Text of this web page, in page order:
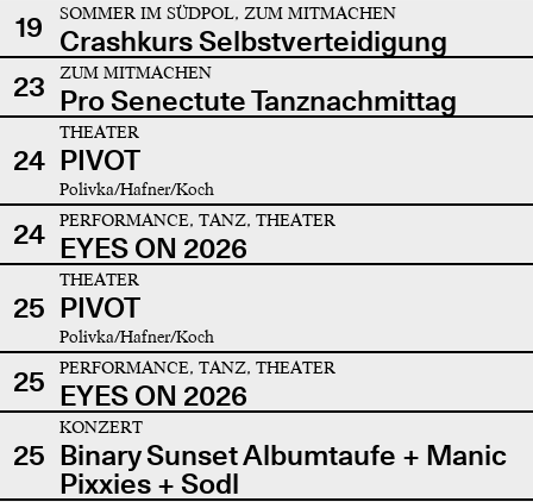
19 SOMMER IM SÜDPOL, ZUM MITMACHEN
Crashkurs Selbstverteidigung
23
ZUM MITMACHEN
Pro Senectute Tanznachmittag
24
THEATER
PIVOT
Polivka/Hafner/Koch
24 PERFORMANCE, TANZ, THEATER
EYES ON 2026
25
THEATER
PIVOT
Polivka/Hafner/Koch
25 PERFORMANCE, TANZ, THEATER
EYES ON 2026
25
KONZERT
Binary Sunset Albumtaufe + Manic
Pixxies + Sodl